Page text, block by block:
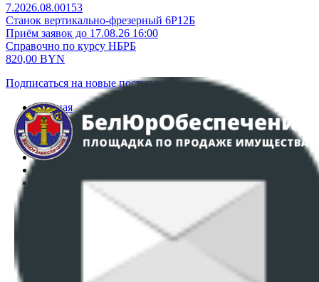
7.2026.08.00153
Станок вертикально-фрезерный 6Р12Б
Приём заявок до 17.08.26 16:00
Справочно по курсу НБРБ
820,00 BYN
Подписаться на новые поступления
Главная
Аукционы
Интернет-магазин
Регламент организации и проведения торгов
Политика в отношении обработки персональных
ПОЛОЖЕНИЕ О ПОЛИТИКЕ ОБРАБОТКИ COOKIE-
Настройки cookie-файлов